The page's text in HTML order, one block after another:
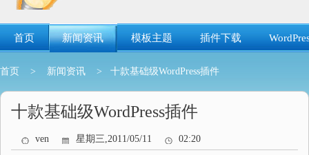
首页 新闻资讯 模板主题 插件下载
首页 > 新闻资讯 > 十款基础级WordPress插件
十款基础级WordPress插件
ven 星期三,2011/05/11 02:20